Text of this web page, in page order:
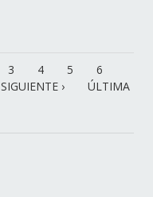
3 4 5
6
SIGUIENTE ›
ÚLTIMA